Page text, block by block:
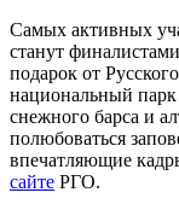
Самых активных
станут
подарок от
национальный
снежного барса и
полюбоваться
впечатляющие
сайте РГО.